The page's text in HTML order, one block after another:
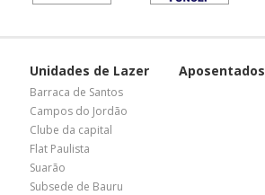
Unidades de Lazer
Barraca de Santos
Campos do Jordão
Clube da capital
Flat Paulista
Suarão
Subsede de Bauru
Aposentados